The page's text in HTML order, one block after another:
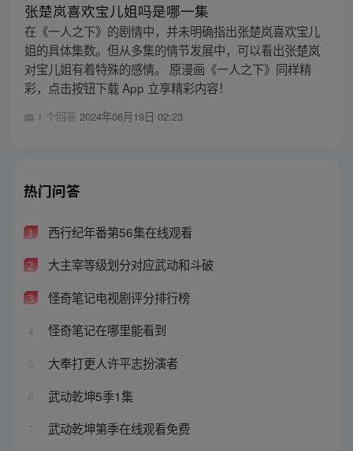
张楚岚喜欢宝儿姐吗是哪一集
在《一人之下》的剧情中，并未明确指出张楚岚喜欢宝儿
姐的具体集数。但从多集的情节发展中，可以看出张楚岚
对宝儿姐有着特殊的感情。 原漫画《一人之下》同样精
彩，点击按钮下载 App 立享精彩内容！
1 个回答 2024年08月19日 02:23
热门问答
1 西行纪年番第56集在线观看
2 大主宰等级划分对应武动和斗破
3 怪奇笔记电视剧评分排行榜
4 怪奇笔记在哪里能看到
5 大奉打更人许平志扮演者
6 武动乾坤5季1集
7 武动乾坤第季在线观看免费